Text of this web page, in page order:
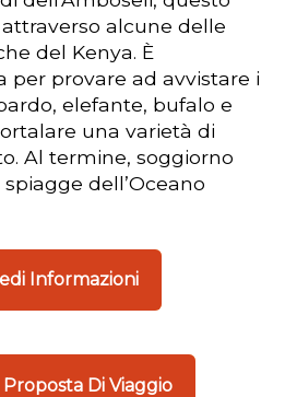
alcune delle
del Kenya. È
per provare ad avvistare i
elefante, bufalo e
una varietà di
Al termine, soggiorno
dell’Oceano
Informazioni
Di Viaggio